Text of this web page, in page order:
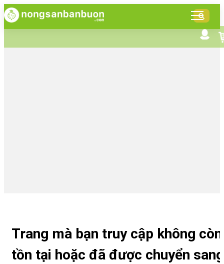
MỤC
Trang mà bạn truy cập không còn
tồn tại hoặc đã được chuyển sang